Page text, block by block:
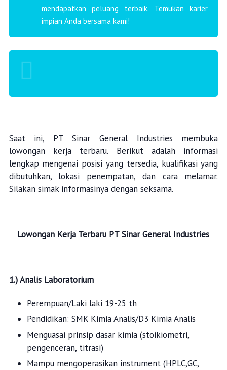
mendapatkan peluang terbaik. Temukan karier
impian Anda bersama kami!
Saat ini, PT Sinar General Industries membuka
lowongan kerja terbaru. Berikut adalah informasi
lengkap mengenai posisi yang tersedia, kualifikasi yang
dibutuhkan, lokasi penempatan, dan cara melamar.
Silakan simak informasinya dengan seksama.
Lowongan Kerja Terbaru PT Sinar General Industries
1.) Analis Laboratorium
Perempuan/Laki laki 19-25 th
Pendidikan: SMK Kimia Analis/D3 Kimia Analis
Menguasai prinsip dasar kimia (stoikiometri,
pengenceran, titrasi)
Mampu mengoperasikan instrument (HPLC,GC,